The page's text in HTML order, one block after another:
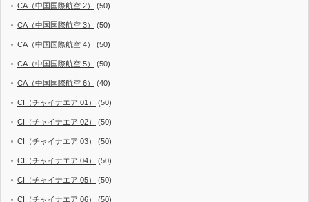
CA（中国国際航空 2） (50)
CA（中国国際航空 3） (50)
CA（中国国際航空 4） (50)
CA（中国国際航空 5） (50)
CA（中国国際航空 6） (40)
CI（チャイナエア 01） (50)
CI（チャイナエア 02） (50)
CI（チャイナエア 03） (50)
CI（チャイナエア 04） (50)
CI（チャイナエア 05） (50)
CI（チャイナエア 06） (50)